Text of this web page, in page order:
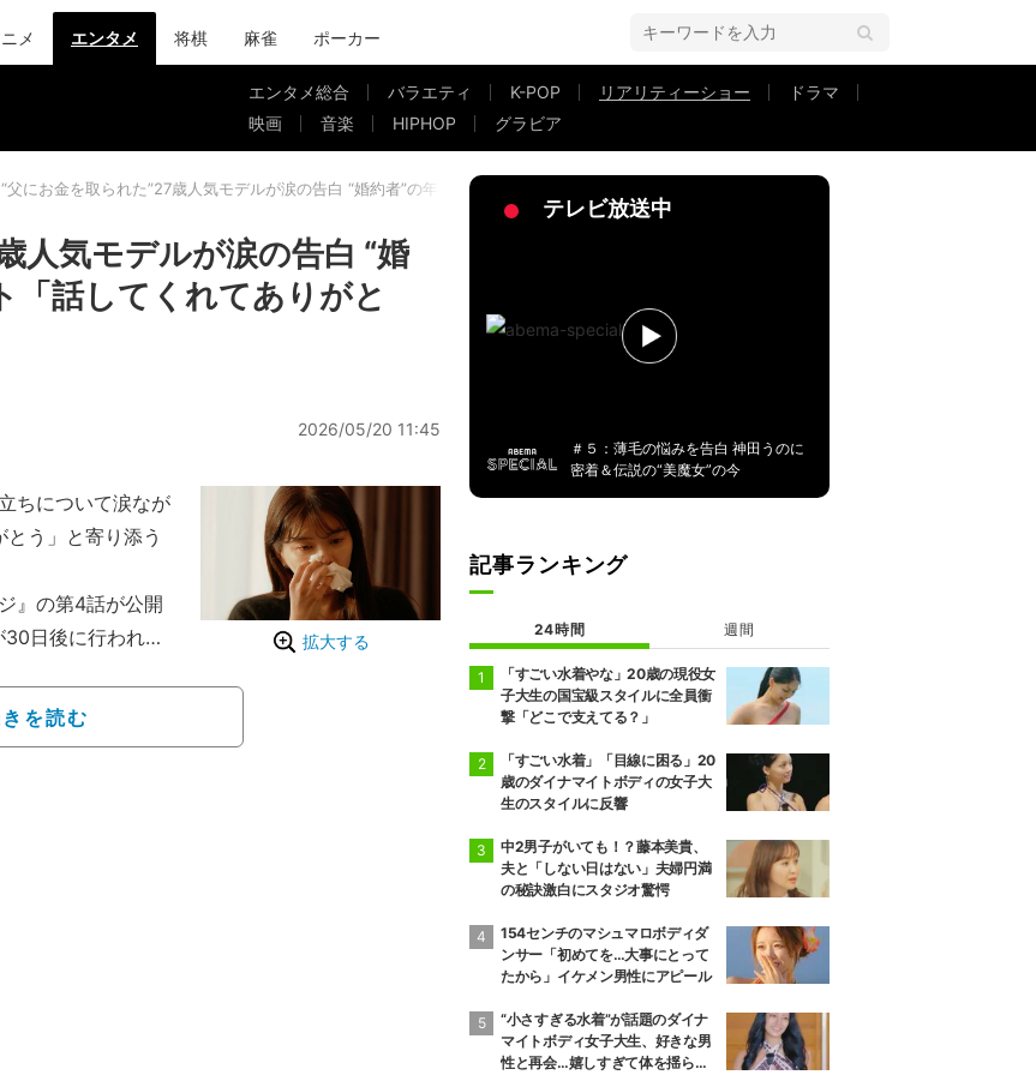
メ エンタメ 将棋 麻雀 ポーカー
エンタメ総合 バラエティ K-POP リアリティーショー
ドラマ
映画
音楽 HIPHOP グラビア
“父にお金を取られた”27歳人気モデルが涙の告白 “婚約者”の年収1億円エリート「話してくれてありがとう」
人気モデルが涙の告白 “婚
「話してくれてありがと
2026/05/20 11:45
拡大する
ちについて涙なが
とう」と寄り添う
』の第4話が公開
日後に行われる
つけなければなら
ショー。挑むの
を読む
テレビ放送中
＃５：薄毛の悩みを告白 神田うのに
密着＆伝説の“美魔女”の今
記事ランキング
24時間 週間
「すごい水着やな」20歳の現役女
子大生の国宝級スタイルに全員衝
撃「どこで支えてる？」
「すごい水着」「目線に困る」20
歳のダイナマイトボディの女子大
生のスタイルに反響
中2男子がいても！？藤本美貴、
夫と「しない日はない」夫婦円満
の秘訣激白にスタジオ驚愕
154センチのマシュマロボディダ
ンサー「初めてを…大事にとって
たから」イケメン男性にアピール
“小さすぎる水着”が話題のダイナ
マイトボディ女子大生、好きな男
性と再会…嬉しすぎて体を揺らし